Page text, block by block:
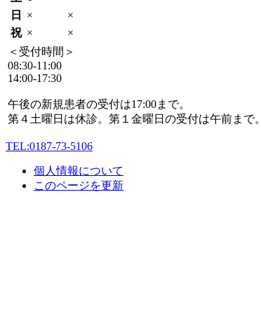
日
×
×
祝 ×
×
＜受付時間＞
08:30-11:00
14:00-17:30
午後の新規患者の受付は17:00まで。
第４土曜日は休診。第１金曜日の受付は午前まで。
TEL:0187-73-5106
個人情報について
このページを更新